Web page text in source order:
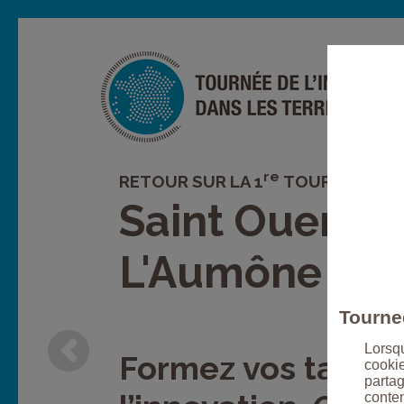
RETOUR SUR LA 1re TOURNÉE :
Saint Ouen
L'Aumône
Formez vos